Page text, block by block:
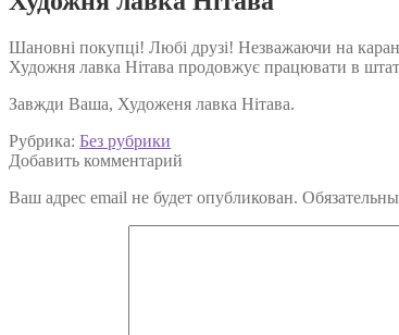
Шановні покупці! Любі друзі! Незважаючи на
Художня лавка Нітава продовжує працювати в
Завжди Ваша, Художеня лавка Нітава.
Рубрика: Без рубрики
Добавить комментарий
Ваш адрес email не будет опубликован.